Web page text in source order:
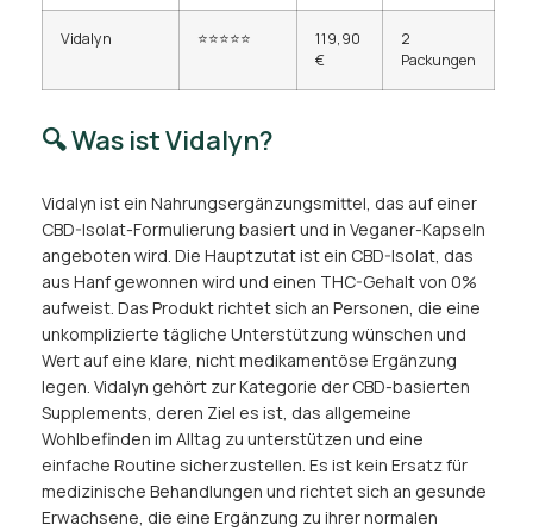
Vidalyn ⭐⭐⭐⭐⭐
119,90
€
2
Packungen
🔍 Was ist Vidalyn?
Vidalyn ist ein Nahrungsergänzungsmittel, das auf einer
CBD-Isolat-Formulierung basiert und in Veganer-Kapseln
angeboten wird. Die Hauptzutat ist ein CBD-Isolat, das
aus Hanf gewonnen wird und einen THC-Gehalt von 0%
aufweist. Das Produkt richtet sich an Personen, die eine
unkomplizierte tägliche Unterstützung wünschen und
Wert auf eine klare, nicht medikamentöse Ergänzung
legen. Vidalyn gehört zur Kategorie der CBD-basierten
Supplements, deren Ziel es ist, das allgemeine
Wohlbefinden im Alltag zu unterstützen und eine
einfache Routine sicherzustellen. Es ist kein Ersatz für
medizinische Behandlungen und richtet sich an gesunde
Erwachsene, die eine Ergänzung zu ihrer normalen